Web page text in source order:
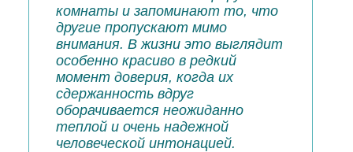
комнаты и запоминают то, что
другие пропускают мимо
внимания. В жизни это выглядит
особенно красиво в редкий
момент доверия, когда их
сдержанность вдруг
оборачивается неожиданно
теплой и очень надежной
человеческой интонацией.